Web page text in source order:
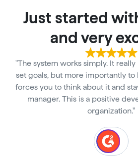
Just started
and very
"The system works simply. It
set goals, but more importantly to
forces you to think about it and
manager. This is a positive
organization."